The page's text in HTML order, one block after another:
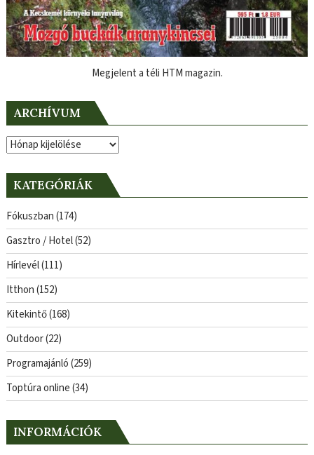
Megjelent a téli HTM magazin.
ARCHÍVUM
Archívum
KATEGÓRIÁK
Fókuszban(174)
Gasztro / Hotel(52)
Hírlevél(111)
Itthon(152)
Kitekintő(168)
Outdoor(22)
Programajánló(259)
Toptúra online(34)
INFORMÁCIÓK